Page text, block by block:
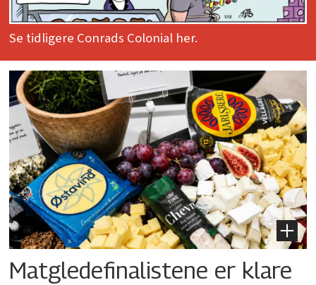
Se tidligere Conrads Colonial her.
Matgledefinalistene er klare